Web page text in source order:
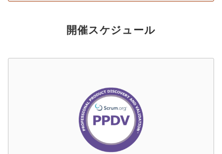
開催スケジュール